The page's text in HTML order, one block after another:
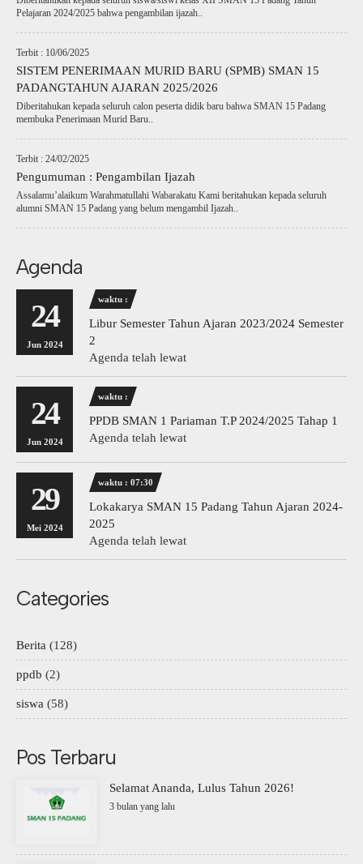
Pelajaran 2024/2025 bahwa pengambilan ijazah..
Terbit : 10/06/2025
SISTEM PENERIMAAN MURID BARU (SPMB) SMAN 15
PADANGTAHUN AJARAN 2025/2026
Diberitahukan kepada seluruh calon peserta didik baru bahwa SMAN 15 Padang
membuka Penerimaan Murid Baru..
Terbit : 24/02/2025
Pengumuman : Pengambilan Ijazah
Assalamu’alaikum Warahmatullahi Wabarakatu Kami beritahukan kepada seluruh
alumni SMAN 15 Padang yang belum mengambil Ijazah..
Agenda
24
Jun 2024
waktu :
Libur Semester Tahun Ajaran 2023/2024 Semester
2
Agenda telah lewat
24
Jun 2024
waktu :
PPDB SMAN 1 Pariaman T.P 2024/2025 Tahap 1
Agenda telah lewat
29
Mei 2024
waktu : 07:30
Lokakarya SMAN 15 Padang Tahun Ajaran 2024-
2025
Agenda telah lewat
Categories
Berita (128)
ppdb (2)
siswa (58)
Pos Terbaru
Selamat Ananda, Lulus Tahun 2026!
3 bulan yang lalu